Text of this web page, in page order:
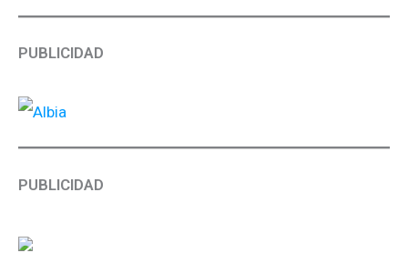
PUBLICIDAD
PUBLICIDAD